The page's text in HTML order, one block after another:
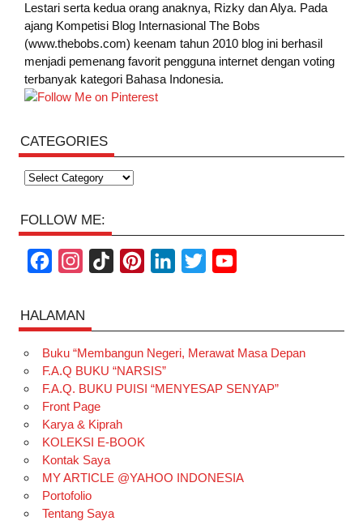
Lestari serta kedua orang anaknya, Rizky dan Alya. Pada
ajang Kompetisi Blog Internasional The Bobs
(www.thebobs.com) keenam tahun 2010 blog ini berhasil
menjadi pemenang favorit pengguna internet dengan voting
terbanyak kategori Bahasa Indonesia.
CATEGORIES
Categories
FOLLOW ME:
c
e
b
o
o
k
s
t
a
g
r
a
m
T
o
k
t
e
r
k
e
d
t
t
e
T
u
b
HALAMAN
Buku “Membangun Negeri, Merawat Masa Depan
F.A.Q BUKU “NARSIS”
F.A.Q. BUKU PUISI “MENYESAP SENYAP”
Front Page
Karya & Kiprah
KOLEKSI E-BOOK
Kontak Saya
MY ARTICLE @YAHOO INDONESIA
Portofolio
Tentang Saya